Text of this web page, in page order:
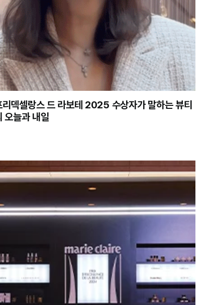
리덱셀랑스 드 라보테 2025 수상자가 말하는 뷰티
오늘과 내일